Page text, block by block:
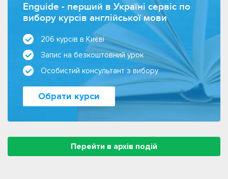
Enguide - перший в Україні сервіс по
вибору курсів англійської мови
206 курсів в Києві
Запис на безкоштовний урок
Особистий консультант з вибору
Обрати курси
Перейти в архів подій